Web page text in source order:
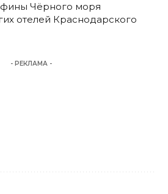
Чёрного моря
отелей Краснодарского
- РЕКЛАМА -